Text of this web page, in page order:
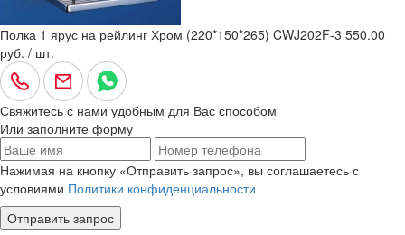
Полка 1 ярус на рейлинг Хром (220*150*265) CWJ202F-3 550.00
руб. / шт.
Свяжитесь с нами удобным для Вас способом
Или заполните форму
Нажимая на кнопку «Отправить запрос», вы соглашаетесь с
условиями Политики конфиденциальности
Отправить запрос